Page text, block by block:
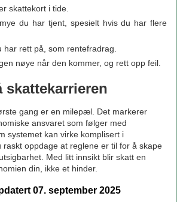
skattekort i tide.
du har tjent, spesielt hvis du har flere
har rett på, som rentefradrag.
nøye når den kommer, og rett opp feil.
skattekarrieren
gang er en milepæl. Det markerer
ansvaret som følger med
systemet kan virke komplisert i
raskt oppdage at reglene er til for å skape
Med litt innsikt blir skatt en
din, ikke et hinder.
07. september 2025